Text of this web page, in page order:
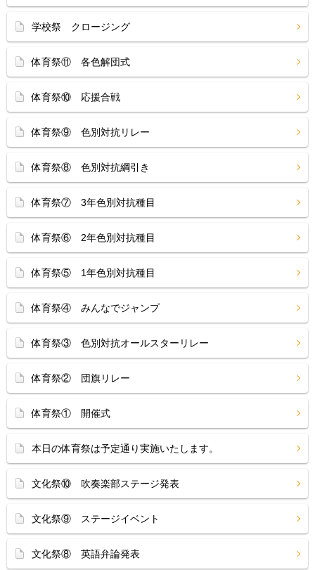
学校祭 クロージング
体育祭⑪ 各色解団式
体育祭⑩ 応援合戦
体育祭⑨ 色別対抗リレー
体育祭⑧ 色別対抗綱引き
体育祭⑦ 3年色別対抗種目
体育祭⑥ 2年色別対抗種目
体育祭⑤ 1年色別対抗種目
体育祭④ みんなでジャンプ
体育祭③ 色別対抗オールスターリレー
体育祭② 団旗リレー
体育祭① 開催式
本日の体育祭は予定通り実施いたします。
文化祭⑩ 吹奏楽部ステージ発表
文化祭⑨ ステージイベント
文化祭⑧ 英語弁論発表